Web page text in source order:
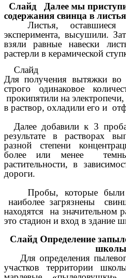
Слайд Далее мы
содержания свинца в
Листья, оставшиеся
эксперимента, высушили.
взяли равные навески
растерли в керамической
Слайд
Для получения вытяжки во
строго одинаковое
прокипятили на
в раствор, охладили его и
Далее добавили к 3
результате в растворах
разной степени
более или менее
растительности, в
дороги.
Пробы, которые были
наиболее загрязнены
находятся на значительном
это стадион и вход в здание
Слайд Определение
школы
Для определения
участков территории